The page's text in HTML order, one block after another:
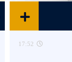
17:52